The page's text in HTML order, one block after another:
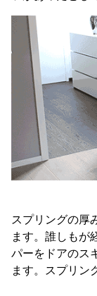
スプリングの厚
ます。誰しもが
パーをドアのス
ます。スプリン